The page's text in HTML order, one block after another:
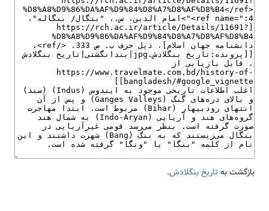
بازگشت به تاریخ بنگلادش.